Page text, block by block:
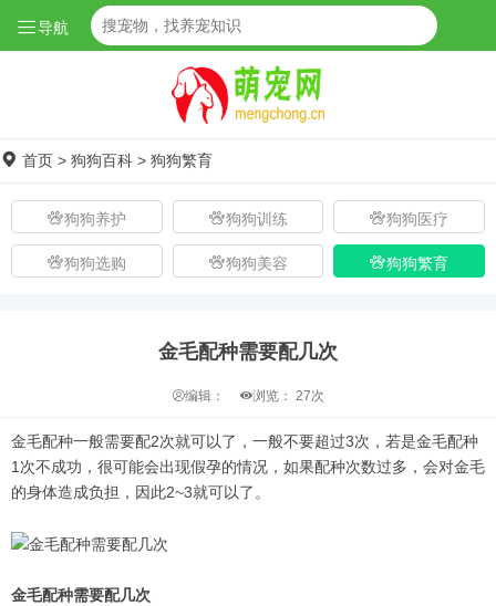
导航
首页 > 狗狗百科 > 狗狗繁育
狗狗养护 狗狗训练 狗狗医疗
狗狗选购 狗狗美容 狗狗繁育
金毛配种需要配几次
编辑： 浏览： 27次
金毛配种一般需要配2次就可以了，一般不要超过3次，若是金毛配种
1次不成功，很可能会出现假孕的情况，如果配种次数过多，会对金毛
的身体造成负担，因此2~3就可以了。
金毛配种需要配几次